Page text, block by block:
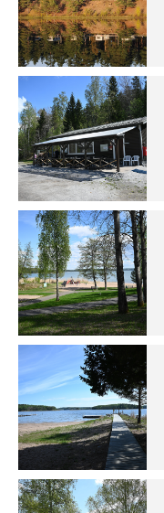
Lue
Leirintäoppaan
artikkeli:
Lampien
rannalla
pääsee
irti
arjesta
Lue
Leirintäoppaan
artikkeli:
Aivan
Saariston
Rengastien
portilla
Lue
Leirintäoppaan
artikkeli:
Meren
äärellä
ja
vehreän
virkistysalueen
laidalla
Lue
Leirintäoppaan
artikkeli:
Yksilöä
huomioivaa
yhteisöllisyyttä